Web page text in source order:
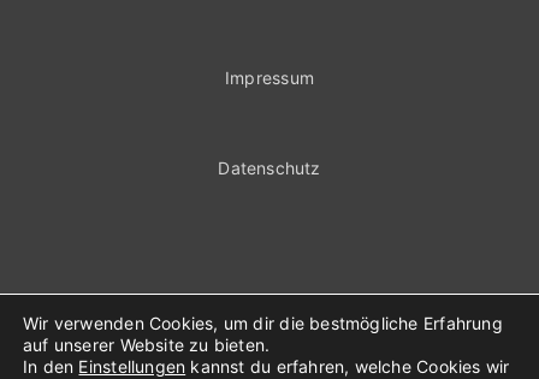
Impressum
Datenschutz
© Hydrowatt 2023
Wir verwenden Cookies, um dir die bestmögliche Erfahrung
auf unserer Website zu bieten.
In den Einstellungen kannst du erfahren, welche Cookies wir